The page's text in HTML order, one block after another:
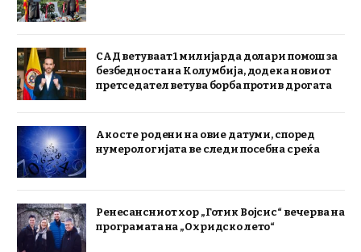
САД ветуваат 1 милијарда долари помош за
безбедноста на Колумбија, додека новиот
претседател ветува борба против дрогата
Ако сте родени на овие датуми, според
нумерологијата ве следи посебна среќа
Ренесансниот хор „Готик Војсис“ вечерва на
програмата на „Охридско лето“